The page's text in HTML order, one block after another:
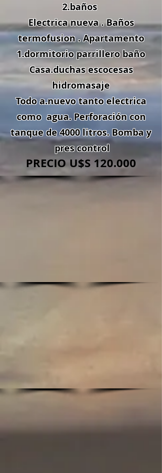
2.baños
Electrica nueva . Baños
termofusion . Apartamento
1.dormitorio parrillero baño
Casa.duchas escocesas
hidromasaje
Todo a.nuevo tanto electrica
como agua. Perforación con
tanque de 4000 litros. Bomba y
pres control
PRECIO U$S 120.000